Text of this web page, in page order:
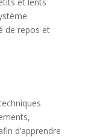
de repos et
d’apprendre